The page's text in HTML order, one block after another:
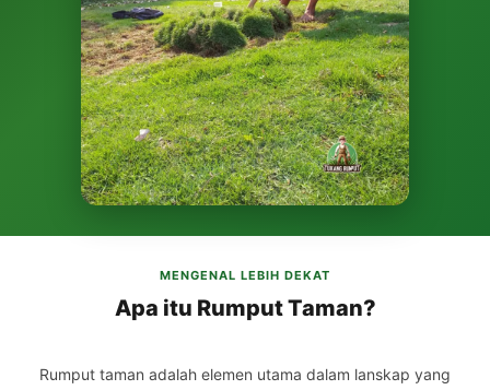
MENGENAL LEBIH DEKAT
Apa itu Rumput Taman?
Rumput taman adalah elemen utama dalam lanskap yang